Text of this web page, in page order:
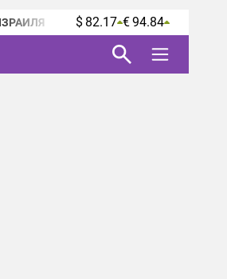
$ 82.17 € 94.84